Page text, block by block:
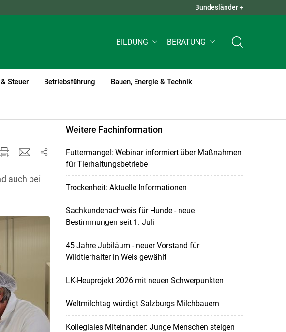
QUICK LINKS +
Bundesländer +
BILDUNG BERATUNG
Steuer Betriebsführung Bauen, Energie & Technik
auch bei
Weitere Fachinformation
Futtermangel: Webinar informiert über Maßnahmen
für Tierhaltungsbetriebe
Trockenheit: Aktuelle Informationen
Sachkundenachweis für Hunde - neue
Bestimmungen seit 1. Juli
45 Jahre Jubiläum - neuer Vorstand für
Wildtierhalter in Wels gewählt
LK-Heuprojekt 2026 mit neuen Schwerpunkten
Weltmilchtag würdigt Salzburgs Milchbauern
Kollegiales Miteinander: Junge Menschen steigen